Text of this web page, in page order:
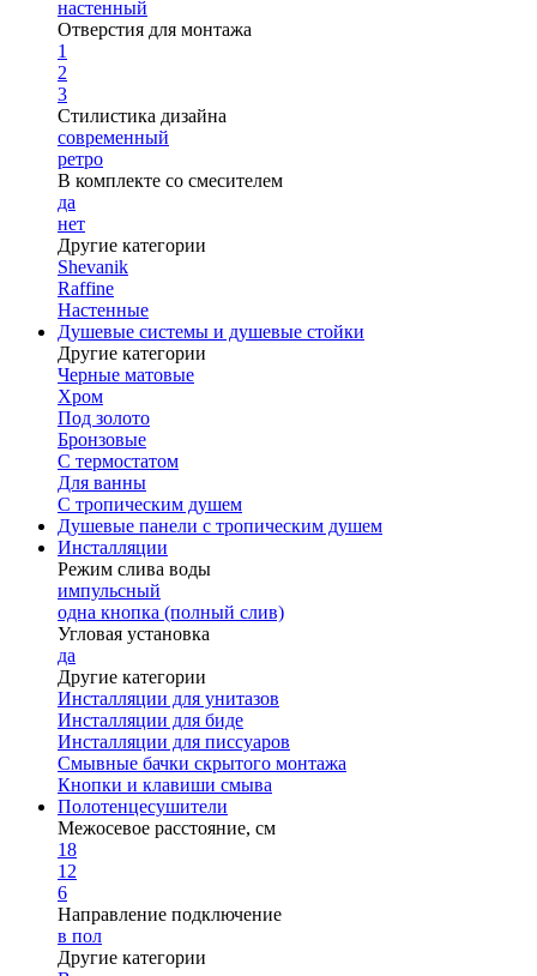
настенный
Отверстия для монтажа
1
2
3
Стилистика дизайна
современный
ретро
В комплекте со смесителем
да
нет
Другие категории
Shevanik
Raffine
Настенные
Душевые системы и душевые стойки
Другие категории
Черные матовые
Хром
Под золото
Бронзовые
С термостатом
Для ванны
С тропическим душем
Душевые панели с тропическим душем
Инсталляции
Режим слива воды
импульсный
одна кнопка (полный слив)
Угловая установка
да
Другие категории
Инсталляции для унитазов
Инсталляции для биде
Инсталляции для писсуаров
Смывные бачки скрытого монтажа
Кнопки и клавиши смыва
Полотенцесушители
Межосевое расстояние, см
18
12
6
Направление подключение
в пол
Другие категории